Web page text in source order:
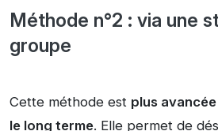
Méthode n°2 : via une
groupe
Cette méthode est plus
le long terme. Elle permet de